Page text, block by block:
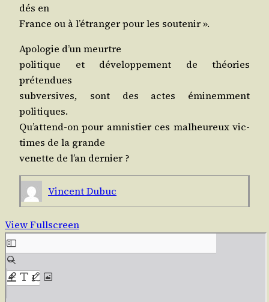
dés en
France ou à l’é­tran­ger pour les soutenir ».
Apo­lo­gie d’un meurtre
poli­tique et déve­lop­pe­ment de théo­ries
prétendues
sub­ver­sives, sont des actes émi­nem­ment
politiques.
Qu’at­tend-on pour amnis­tier ces mal­heu­reux vic­
times de la grande
venette de l’an dernier ?
Vincent Dubuc
View Fullscreen